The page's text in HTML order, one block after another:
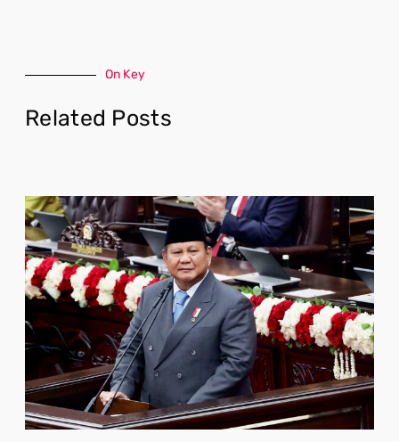
On Key
Related Posts